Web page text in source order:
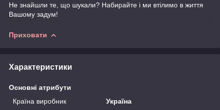
Не знайшли те, що шукали? Набирайте і ми втілимо в життя
Вашому задум!
Приховати
Характеристики
Основні атрибути
Країна виробник
Україна